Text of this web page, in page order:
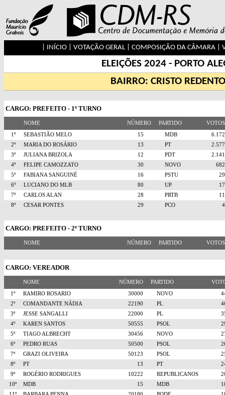
INÍCIO| VOTAÇÃO GERAL| COMPOSIÇÃO DA CÂMARA|
ELEIÇÕES 2024 - PORTO
BAIRRO: CRISTO
CARGO: PREFEITO - 1º TURNO
NOME NÚMERO PARTIDO
1º SEBASTIÃO MELO 15 MDB
2º
MARIA DO ROSÁRIO 13 PT
3º
JULIANA BRIZOLA 12 PDT
4º
FELIPE CAMOZZATO 30 NOVO
5º
FABIANA SANGUINÉ 16 PSTU
6º
LUCIANO DO MLB 80 UP
7º
CARLOS ALAN 28 PRTB
8º
CESAR PONTES 29 PCO
CARGO: PREFEITO - 2º TURNO
NOME NÚMERO PARTIDO
CARGO: VEREADOR
NOME NÚMERO PARTIDO
1º RAMIRO ROSARIO 30000 NOVO
2º
COMANDANTE NÁDIA 22190 PL
3º
JESSE SANGALLI 22000 PL
4º
KAREN SANTOS 50555 PSOL
5º
TIAGO ALBRECHT 30456 NOVO
6º
PEDRO RUAS 50500 PSOL
7º
GRAZI OLIVEIRA 50123 PSOL
8º
PT 13 PT
9º
ROGÉRIO RODRIGUES 10222 REPUBLICANOS
10º
MDB 15 MDB